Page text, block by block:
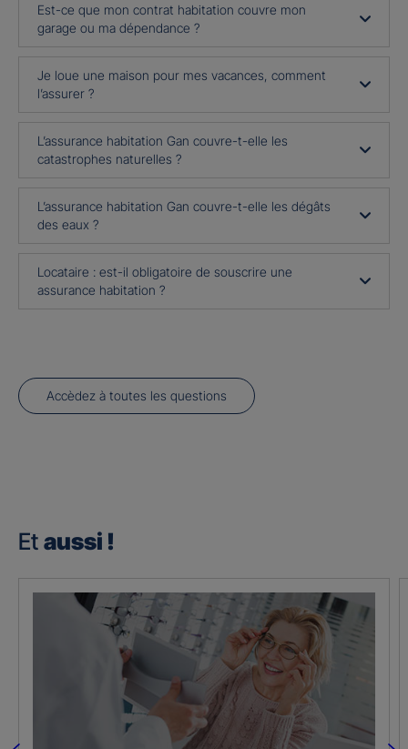
Est-ce que mon contrat habitation couvre mon
garage ou ma dépendance ?
Je loue une maison pour mes vacances, comment
l’assurer ?
L’assurance habitation Gan couvre-t-elle les
catastrophes naturelles ?
L’assurance habitation Gan couvre-t-elle les dégâts
des eaux ?
Locataire : est-il obligatoire de souscrire une
assurance habitation ?
Accèdez à toutes les questions
Et aussi !